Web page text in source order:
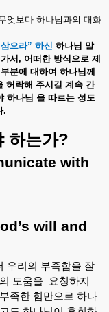
엇보다 하나님과의 대화
삼으라” 하신 하나님 말
가서 , 어떠한 방식으로 제
부분에 대하여 하나님께
허락해 주시길 계속 간
하나님 을 따르는 성도
.
하는가?
with
will and
우리의 부족함을 잘
도움을
요청하지
부족한 힘만으로 하나